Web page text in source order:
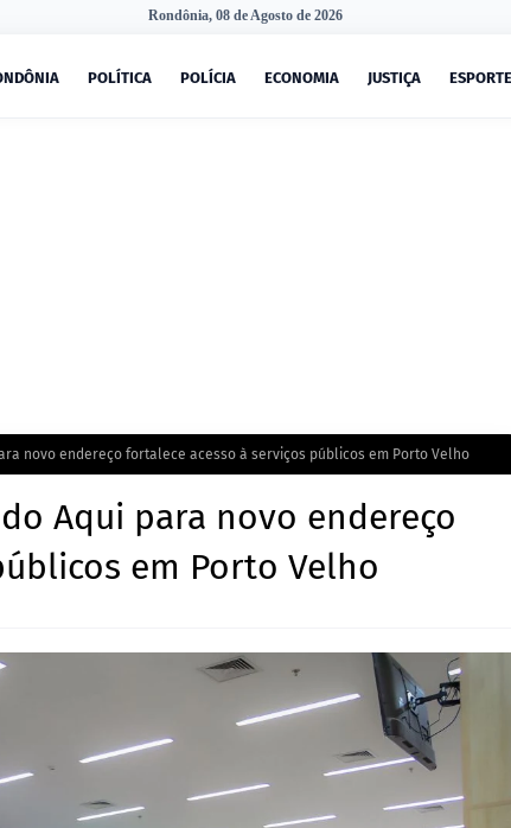
Rondônia, 08 de Agosto de 2026
POLÍTICA POLÍCIA ECONOMIA JUSTIÇA ESPORTE
novo endereço fortalece acesso à serviços públicos em Porto Velho
Aqui para novo endereço
em Porto Velho